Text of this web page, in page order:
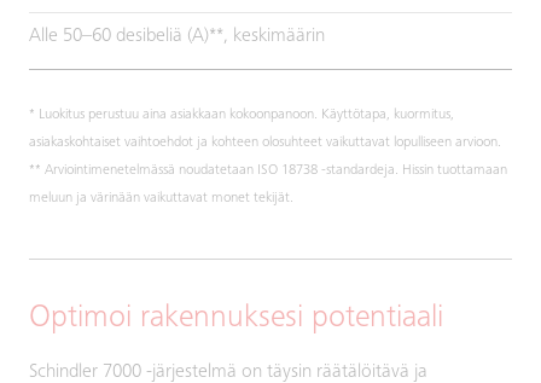
Alle 50–60 desibeliä (A)**, keskimäärin
* Luokitus perustuu aina asiakkaan kokoonpanoon. Käyttötapa, kuormitus,
asiakaskohtaiset vaihtoehdot ja kohteen olosuhteet vaikuttavat lopulliseen arvioon.
** Arviointimenetelmässä noudatetaan ISO 18738 -standardeja. Hissin tuottamaan
meluun ja värinään vaikuttavat monet tekijät.
Optimoi rakennuksesi potentiaali
Schindler 7000 -järjestelmä on täysin räätälöitävä ja